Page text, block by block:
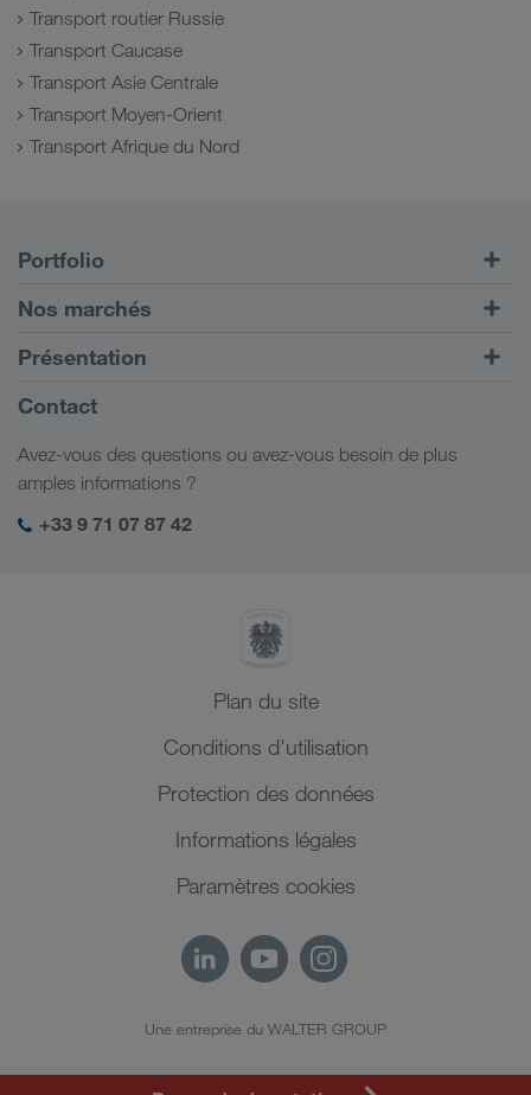
Transport routier Russie
Transport Caucase
Transport Asie Centrale
Transport Moyen-Orient
Transport Afrique du Nord
Portfolio
Transports routiers
Portail client CONNECT
Solutions numériques
Solutions par branche
Mon espace de connexion LKW WALTER
Nos marchés
Europe
Caucase
Asie Centrale
Moyen-Orient
Afrique du Nord
Présentation
Informations générales
Responsabilité sociale
Contact
Avez-vous des questions ou avez-vous besoin de plus
amples informations ?
+33 9 71 07 87 42
Plan du site
Conditions d'utilisation
Protection des données
Informations légales
Paramètres cookies
Une entreprise du WALTER GROUP